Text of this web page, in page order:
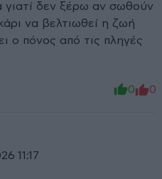
γιατί δεν ξέρω αν σωθούν
να βελτιωθεί η ζωή
ο πόνος από τις πληγές
0 0
11:17